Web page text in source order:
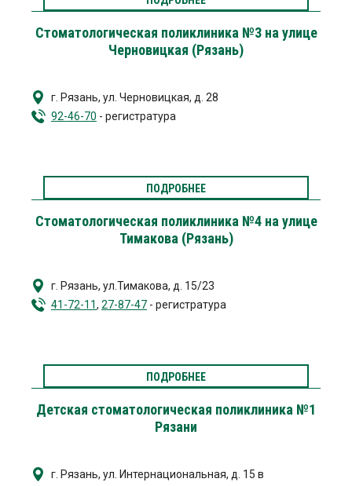
Стоматологическая поликлиника №3 на улице
Черновицкая (Рязань)
г. Рязань, ул. Черновицкая, д. 28
92-46-70 - регистратура
ПОДРОБНЕЕ
Стоматологическая поликлиника №4 на улице
Тимакова (Рязань)
г. Рязань, ул.Тимакова, д. 15/23
41-72-11, 27-87-47 - регистратура
ПОДРОБНЕЕ
Детская стоматологическая поликлиника №1
Рязани
г. Рязань, ул. Интернациональная, д. 15 в